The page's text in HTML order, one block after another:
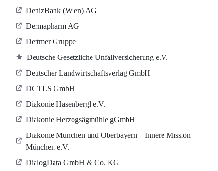
DenizBank (Wien) AG
Dermapharm AG
Dettmer Gruppe
Deutsche Gesetzliche Unfallversicherung e.V.
Deutscher Landwirtschaftsverlag GmbH
DGTLS GmbH
Diakonie Hasenbergl e.V.
Diakonie Herzogsägmühle gGmbH
Diakonie München und Oberbayern – Innere Mission
München e.V.
DialogData GmbH & Co. KG